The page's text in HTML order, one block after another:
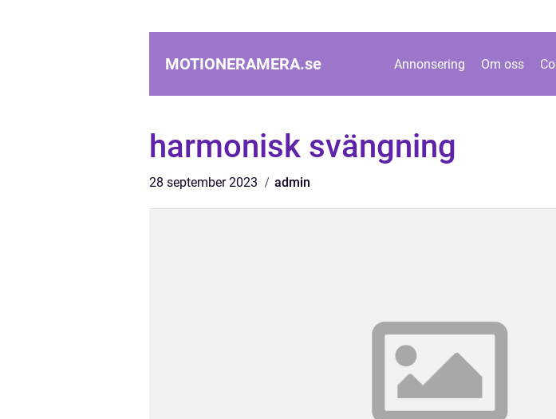
MOTIONERAMERA.se Annonsering Om oss
harmonisk svängning
28 september 2023 admin